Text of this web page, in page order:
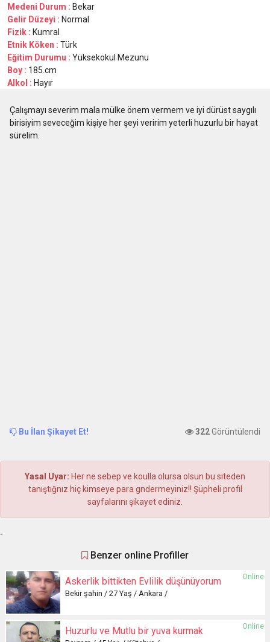
Medeni Durum : Bekar
Gelir Düzeyi : Normal
Fizik : Kumral
Etnik Köken : Türk
Eğitim Durumu : Yüksekokul Mezunu
Boy : 185.cm
Alkol : Hayır
Çalışmayı severim mala mülke önem vermem ve iyi dürüst saygılı
birisiyim seveceğim kişiye her şeyi veririm yeterli huzurlu bir hayat
sürelim.
Bu İlan Şikayet Et! 322Görüntülendi
Yasal Uyar: Her ne sebep ve koulla olursa olsun bu siteden
tanıştığnız hiç kimseye para gndermeyiniz!! Şüpheli profil
sayfalarını şikayet ediniz.
-
Benzer online Profiller
Online
Askerlik bittikten Evlilik düşünüyorum
Bekir şahin / 27 Yaş / Ankara /
Online
Huzurlu ve Mutlu bir yuva kurmak